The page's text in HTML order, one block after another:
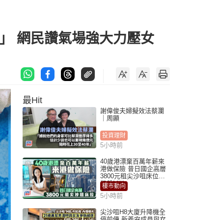
網民讚氣場強大力壓女
最Hit
謝偉俊夫婦擬效法蔡瀾
｜周顯
投資理財
5小時前
40歲港漂棄百萬年薪來
港做保險 昔日國企高層
3800元租尖沙咀床位｜
租盤Million
樓市動向
5小時前
尖沙咀H8大廈升降機全